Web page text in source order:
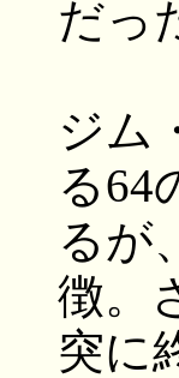
だっ
ジム
る64
るが
徴。
突に